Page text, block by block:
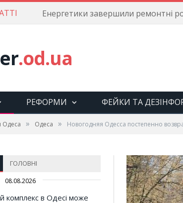
.od.ua
РЕФОРМИ ФЕЙКИ ТА
Одеса » Одеса » Новогодняя Одесса постепенно
ГОЛОВНІ
08.08.2026
комплекс в Одесі може